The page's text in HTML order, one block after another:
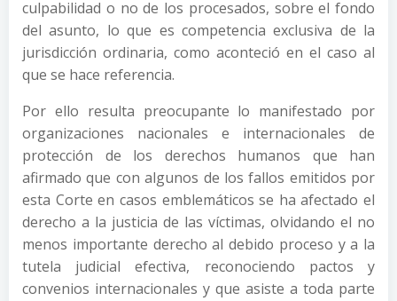
culpabilidad o no de los procesados, sobre el fondo
del asunto, lo que es competencia exclusiva de la
jurisdicción ordinaria, como aconteció en el caso al
que se hace referencia.
Por ello resulta preocupante lo manifestado por
organizaciones nacionales e internacionales de
protección de los derechos humanos que han
afirmado que con algunos de los fallos emitidos por
esta Corte en casos emblemáticos se ha afectado el
derecho a la justicia de las víctimas, olvidando el no
menos importante derecho al debido proceso y a la
tutela judicial efectiva, reconociendo pactos y
convenios internacionales y que asiste a toda parte